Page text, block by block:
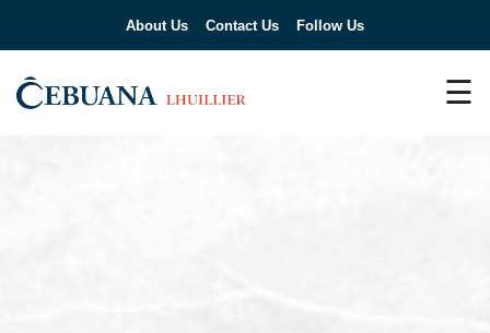
About Us Contact Us Follow Us
☰